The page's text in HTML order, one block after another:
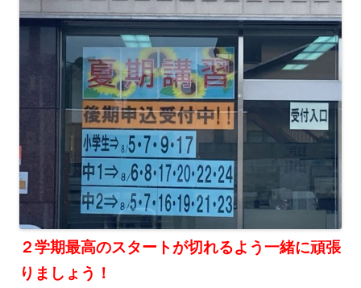
２学期最高のスタートが切れるよう一緒に頑張
りましょう！